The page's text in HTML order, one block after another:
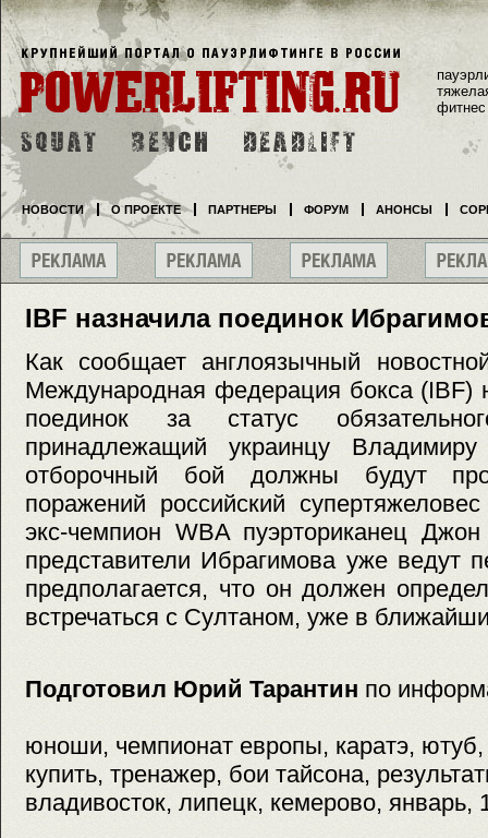
IBF назначила поединок
Как сообщает англоязычный
Международная федерация бокса (IBF)
поединок за статус
принадлежащий украинцу
отборочный бой должны будут
поражений российский
экс-чемпион WBA пуэрториканец
представители Ибрагимова уже ведут
предполагается, что он должен
встречаться с Султаном, уже в
Подготовил Юрий Тарантин по
юноши, чемпионат европы, каратэ, ютуб,
купить, тренажер, бои тайсона,
владивосток, липецк, кемерово, январь,
фитнес
НОВОСТИ О ПРОЕКТЕ ПАРТНЕРЫ ФОРУМ АНОНСЫ